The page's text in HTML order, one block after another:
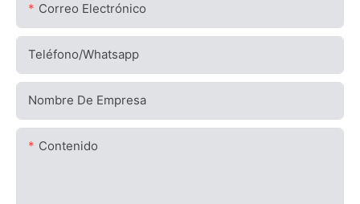
Correo Electrónico
Teléfono/whatsapp
Nombre De Empresa
Contenido